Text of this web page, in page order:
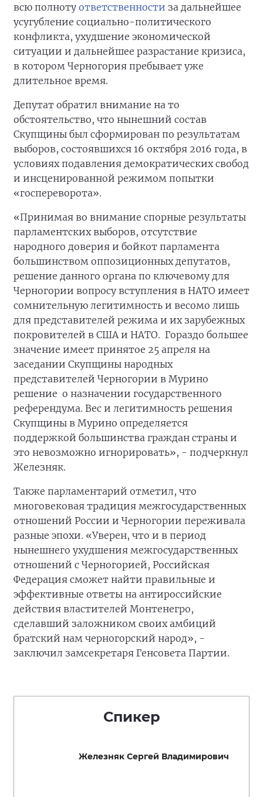
всю полноту ответственности за дальнейшее
усугубление социально-политического
конфликта, ухудшение экономической
ситуации и дальнейшее разрастание кризиса,
в котором Черногория пребывает уже
длительное время.
Депутат обратил внимание на то
обстоятельство, что нынешний состав
Скупщины был сформирован по результатам
выборов, состоявшихся 16 октября 2016 года, в
условиях подавления демократических свобод
и инсценированной режимом попытки
«госпереворота».
«Принимая во внимание спорные результаты
парламентских выборов, отсутствие
народного доверия и бойкот парламента
большинством оппозиционных депутатов,
решение данного органа по ключевому для
Черногории вопросу вступления в НАТО имеет
сомнительную легитимность и весомо лишь
для представителей режима и их зарубежных
покровителей в США и НАТО. Гораздо большее
значение имеет принятое 25 апреля на
заседании Скупщины народных
представителей Черногории в Мурино
решение о назначении государственного
референдума. Вес и легитимность решения
Скупщины в Мурино определяется
поддержкой большинства граждан страны и
это невозможно игнорировать», - подчеркнул
Железняк.
Также парламентарий отметил, что
многовековая традиция межгосударственных
отношений России и Черногории переживала
разные эпохи. «Уверен, что и в период
нынешнего ухудшения межгосударственных
отношений с Черногорией, Российская
Федерация сможет найти правильные и
эффективные ответы на антироссийские
действия властителей Монтенегро,
сделавший заложником своих амбиций
братский нам черногорский народ», -
заключил замсекретаря Генсовета Партии.
Спикер
Железняк Сергей Владимирович